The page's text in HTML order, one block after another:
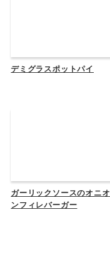
デミグラスポットパイ
ガーリックソースのオニオ
ンフィレバーガー